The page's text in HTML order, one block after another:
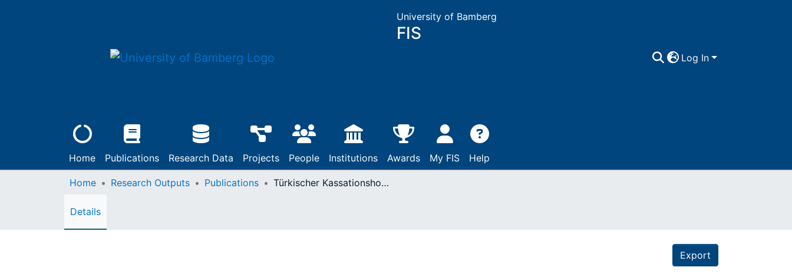
University of Bamberg
FIS
Log In
Home Publications Research Data Projects People Institutions Awards My FIS Help
Home Research Outputs Publications Türkischer Kassationshof, Urt. v. 25.9.1997 (unwiderlegbare Zerrüttungsvermutung nach Klagabweisung in einem früheren Scheidungsverfahren)
Details
Export